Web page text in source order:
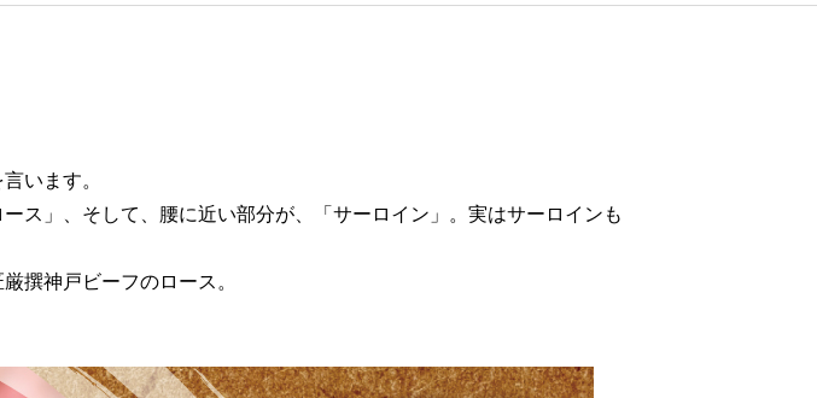
います。
ス」、そして、腰に近い部分が、「サーロイン」。実はサーロインも
撰神戸ビーフのロース。